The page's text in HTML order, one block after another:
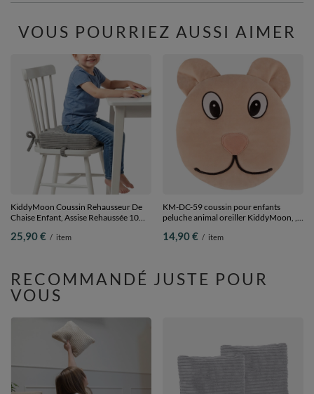
VOUS POURRIEZ AUSSI AIMER
KiddyMoon Coussin Rehausseur De
Chaise Enfant, Assise Rehaussée 10
d’Attache, gris foncé, 33x33x10
25,90 € / item
KM-DC-59 coussin pour enfants
peluche animal oreiller KiddyMoon, ,
14,90 € / item
RECOMMANDÉ JUSTE POUR
VOUS